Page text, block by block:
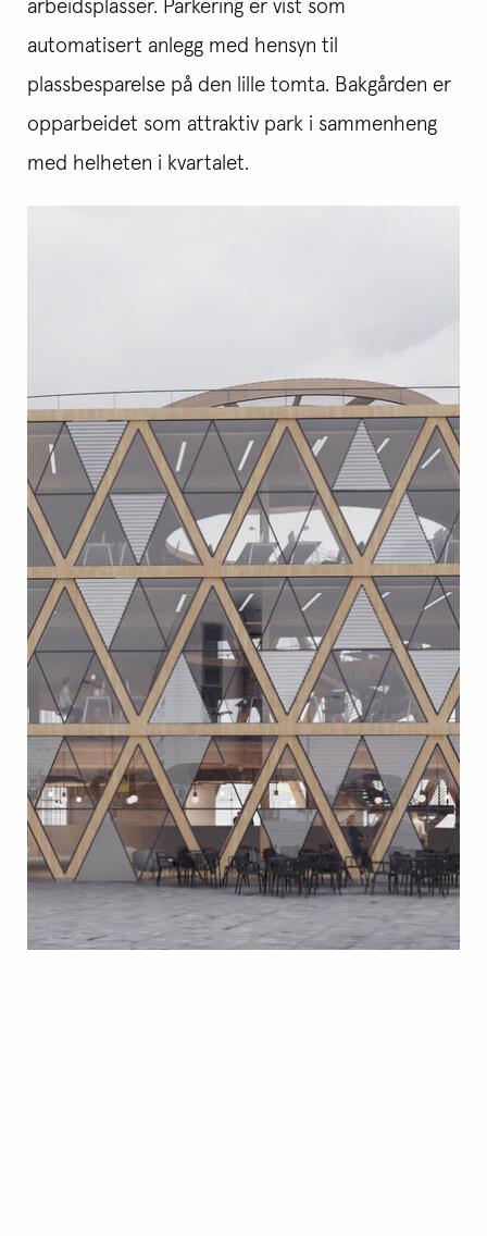
arbeidsplasser. Parkering er vist som
automatisert anlegg med hensyn til
plassbesparelse på den lille tomta. Bakgården er
opparbeidet som attraktiv park i sammenheng
med helheten i kvartalet.